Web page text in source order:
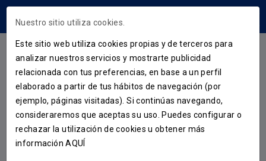
FUNDACIÓN
EL FUENLA PARTICIPARÁ UN
AÑO MÁS EN LALIGA GENUINE
Nuestro sitio utiliza cookies.
Este sitio web utiliza cookies propias y de terceros para
analizar nuestros servicios y mostrarte publicidad
relacionada con tus preferencias, en base a un perfil
elaborado a partir de tus hábitos de navegación (por
ejemplo, páginas visitadas). Si continúas navegando,
consideraremos que aceptas su uso. Puedes configurar o
rechazar la utilización de cookies u obtener más
informaciónAQUÍ